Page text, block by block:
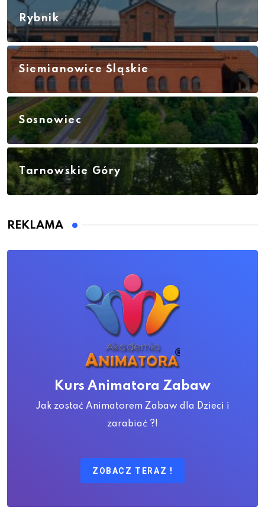
Rybnik
Siemianowice Śląskie
Sosnowiec
Tarnowskie Góry
REKLAMA
Kurs Animatora Zabaw
Jak zostać Animatorem Zabaw dla Dzieci i
zarabiać ?!
ZOBACZ TERAZ !